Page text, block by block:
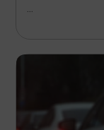
...